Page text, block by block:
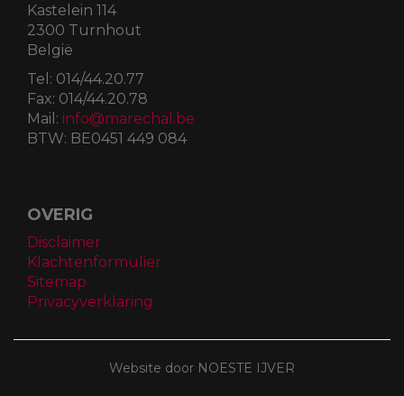
Kastelein 114
2300 Turnhout
België
Tel: 014/44.20.77
Fax: 014/44.20.78
Mail: info@marechal.be
BTW: BE0451 449 084
OVERIG
Disclaimer
Klachtenformulier
Sitemap
Privacyverklaring
Website door NOESTE IJVER